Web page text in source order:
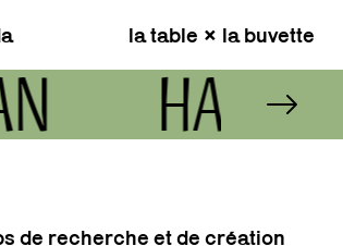
la table × la buvette
HASTI
de recherche et de création